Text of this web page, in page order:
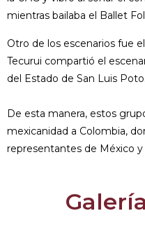
mientras bailaba el Ballet
Otro de los escenarios fue
Tecurui compartió el
del Estado de San Luis
De esta manera, estos
mexicanidad a Colombia,
representantes de México